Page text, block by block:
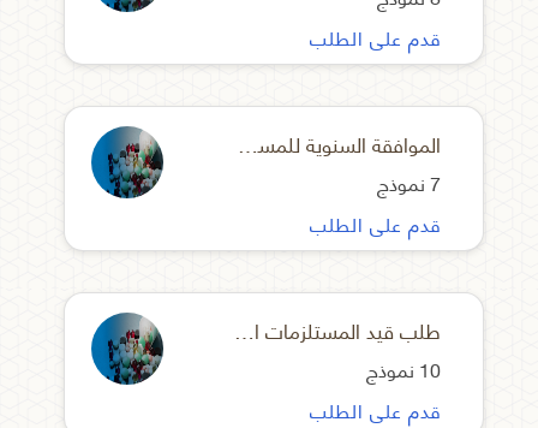
قدم على الطلب
قدم على الطلب
الموافقة السنوية للمستلزمات التشخيصية
7 نموذج
قدم على الطلب
طلب قيد المستلزمات الاقل خطورة (Class I Non Sterile)
10 نموذج